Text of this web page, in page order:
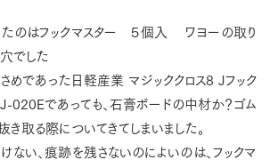
のはフックマスター ５個入 ワヨーの取り
でした
めであった日軽産業 マジッククロス8 Jフック
020Eであっても、石膏ボードの中材か？ゴム
取る際についてきてしまいました。
い、痕跡を残さないのによいのは、フックマ